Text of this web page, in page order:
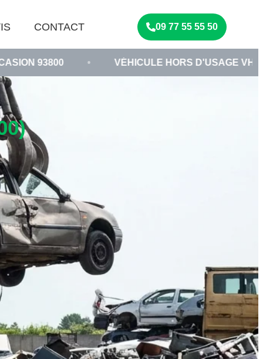
CONTACT 09 77 55 55 50
• VÉHICULE HORS D'USAGE VHU •